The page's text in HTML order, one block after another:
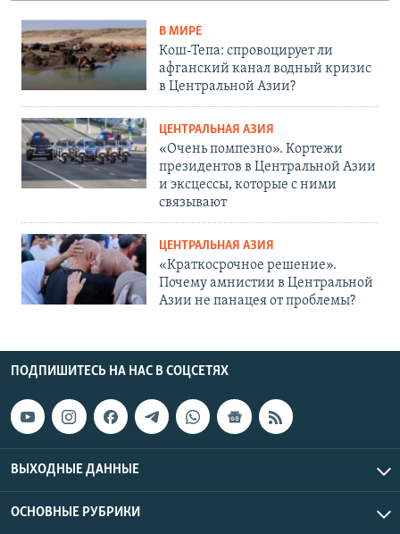
В МИРЕ
Кош-Тепа: спровоцирует ли
афганский канал водный кризис
в Центральной Азии?
ЦЕНТРАЛЬНАЯ АЗИЯ
«Очень помпезно». Кортежи
президентов в Центральной Азии
и эксцессы, которые с ними
связывают
ЦЕНТРАЛЬНАЯ АЗИЯ
«Краткосрочное решение».
Почему амнистии в Центральной
Азии не панацея от проблемы?
ПОДПИШИТЕСЬ НА НАС В СОЦСЕТЯХ
ВЫХОДНЫЕ ДАННЫЕ
ОСНОВНЫЕ РУБРИКИ